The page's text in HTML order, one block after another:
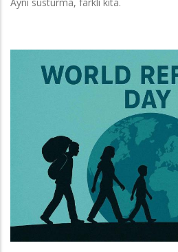
Aynı susturma, farklı kıta.